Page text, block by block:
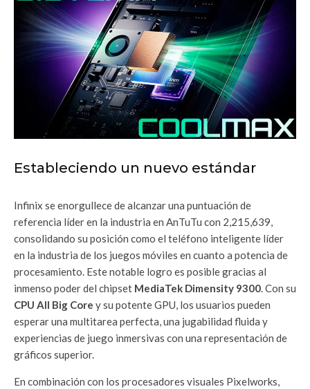
Estableciendo un nuevo estándar
Infinix se enorgullece de alcanzar una puntuación de
referencia líder en la industria en AnTuTu con 2,215,639,
consolidando su posición como el teléfono inteligente líder
en la industria de los juegos móviles en cuanto a potencia de
procesamiento. Este notable logro es posible gracias al
inmenso poder del chipset MediaTek Dimensity 9300. Con su
CPU All Big Core y su potente GPU, los usuarios pueden
esperar una multitarea perfecta, una jugabilidad fluida y
experiencias de juego inmersivas con una representación de
gráficos superior.
En combinación con los procesadores visuales Pixelworks,